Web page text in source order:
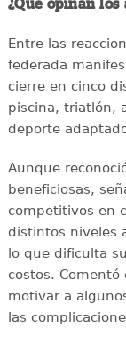
¿Qué opinan los
Entre las
federada
cierre en cinco
piscina, triatlón,
deporte
Aunque
beneficiosas,
competitivos en
distintos niveles
lo que dificulta
costos.
motivar a
las